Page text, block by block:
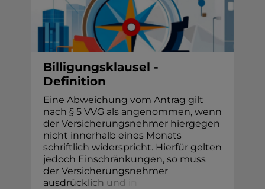
Billigungsklausel -
Definition
Eine Abweichung vom Antrag gilt
nach § 5 VVG als angenommen, wenn
der Versicherungsnehmer hiergegen
nicht innerhalb eines Monats
schriftlich widerspricht. Hierfür gelten
jedoch Einschränkungen, so muss
der Versicherungsnehmer
ausdrücklich u nd